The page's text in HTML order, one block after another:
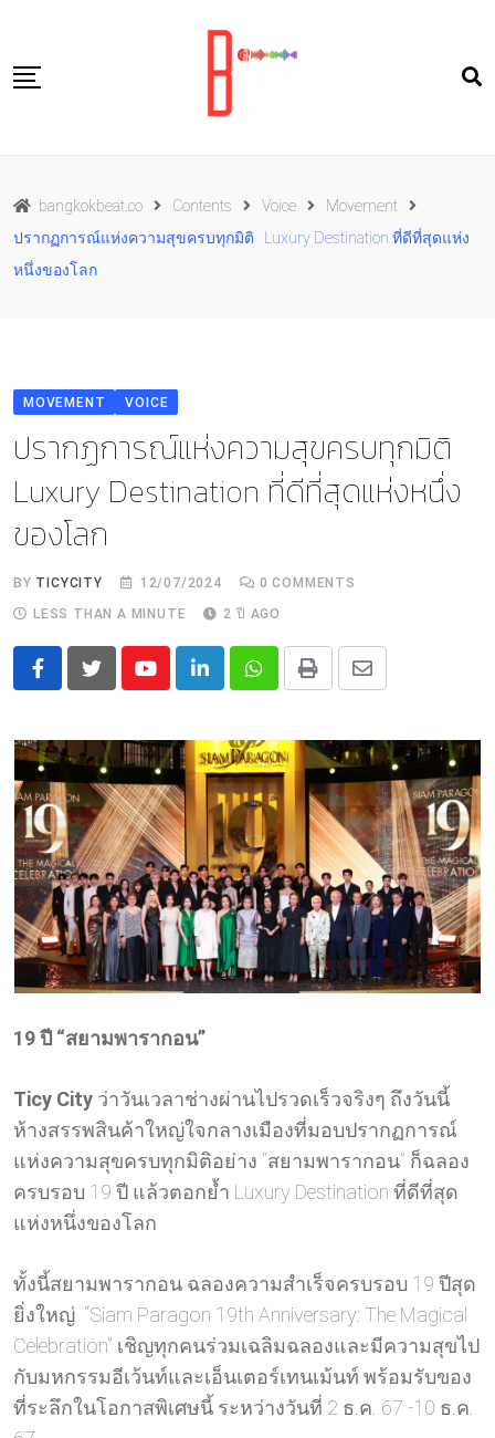
content
Food
Culture
bangkokbeat.co Contents Voice
Movement
ปรากฏการณ์แห่งความสุขครบทุกมิติ Luxury Destination ที่ดีที่สุดแห่ง
หนึ่งของโลก
MOVEMENT VOICE
ปรากฏการณ์แห่งความสุขครบทุกมิติ
Luxury Destination ที่ดีที่สุดแห่งหนึ่ง
ของโลก
BY TICYCITY 12/07/2024 0 COMMENTS
LESS THAN A MINUTE
2 ปี AGO
YoutubeLinkedInWhatsapp
Print
Share
Email
19 ปี “สยามพารากอน”
Ticy City ว่าวันเวลาช่างผ่านไปรวดเร็วจริงๆ ถึงวันนี้
ห้างสรรพสินค้าใหญ่ใจกลางเมืองที่มอบปรากฏการณ์
แห่งความสุขครบทุกมิติอย่าง “สยามพารากอน” ก็ฉลอง
ครบรอบ 19 ปี แล้วตอกย้ำ Luxury Destination ที่ดีที่สุด
แห่งหนึ่งของโลก
ทั้งนี้สยามพารากอน ฉลองความสำเร็จครบรอบ 19 ปีสุด
ยิ่งใหญ่ “Siam Paragon 19th Anniversary: The Magical
Celebration” เชิญทุกคนร่วมเฉลิมฉลองและมีความสุขไป
กับมหกรรมอีเว้นท์และเอ็นเตอร์เทนเม้นท์ พร้อมรับของ
ที่ระลึกในโอกาสพิเศษนี้ ระหว่างวันที่ 2 ธ.ค. 67 -10 ธ.ค.